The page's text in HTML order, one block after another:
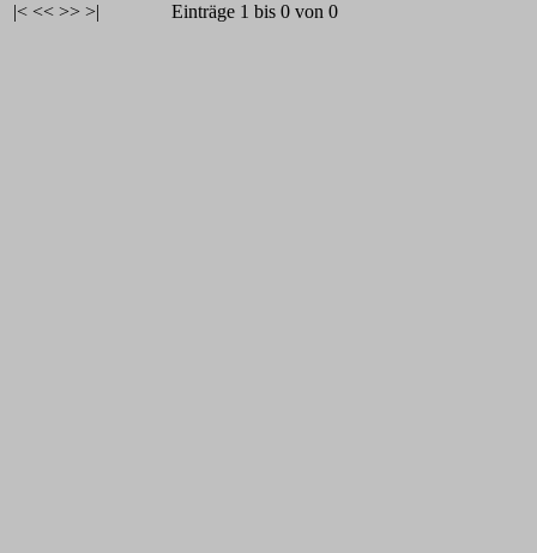
|< << >> >| Einträge 1 bis 0 von 0